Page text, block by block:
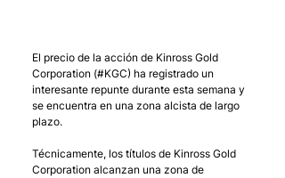
El precio de la acción de Kinross Gold
Corporation (#KGC) ha registrado un
interesante repunte durante esta semana y
se encuentra en una zona alcista de largo
plazo.
Técnicamente, los títulos de Kinross Gold
Corporation alcanzan una zona de